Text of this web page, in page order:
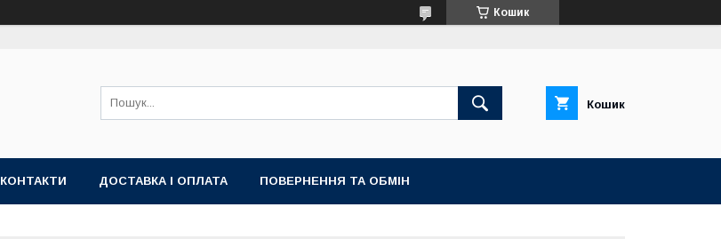
Кошик
Кошик
КОНТАКТИ ДОСТАВКА І ОПЛАТА ПОВЕРНЕННЯ ТА ОБМІН